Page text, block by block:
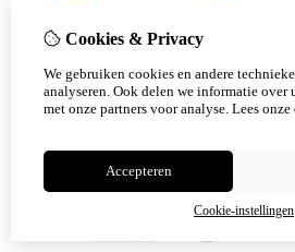
Cookies & Privacy
We gebruiken cookies en andere
analyseren. Ook delen we informatie over
met onze partners voor analyse. Lees
Accepteren
Cookie-instellingen